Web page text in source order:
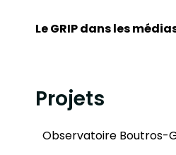
Le GRIP dans les
Projets
Observatoire Boutros-